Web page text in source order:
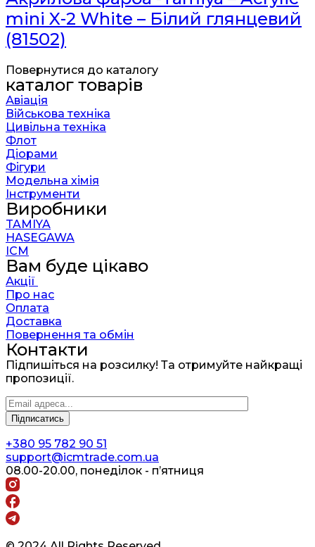
mini X-2 White – Білий глянцевий
(81502)
Повернутися до каталогу
каталог товарів
Авіація
Військова техніка
Цивільна техніка
Флот
Діорами
Фігури
Модельна хімія
Інструменти
Виробники
TAMIYA
HASEGAWA
ICM
Вам буде цікаво
Акції
Про нас
Оплата
Доставка
Повернення та обмін
Контакти
Підпишіться на розсилку! Та отримуйте найкращі
пропозиції.
+380 95 782 90 51
support@icmtrade.com.ua
08.00-20.00, понеділок - п’ятниця